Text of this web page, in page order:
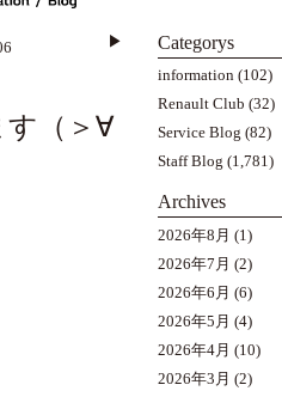
▶︎
（＞∀
Categorys
information (102)
Renault Club (32)
Service Blog (82)
Staff Blog (1,781)
Archives
2026年8月 (1)
2026年7月 (2)
2026年6月 (6)
2026年5月 (4)
2026年4月 (10)
2026年3月 (2)